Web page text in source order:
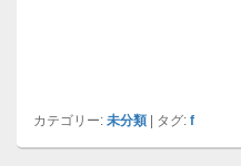
カテゴリー: 未分類 | タグ: f